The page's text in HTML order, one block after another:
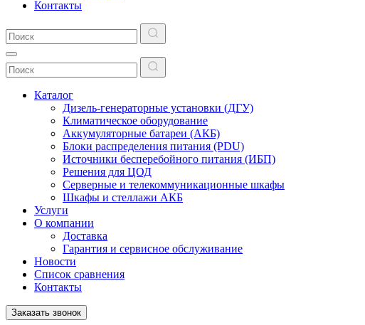
Контакты
Каталог
Дизель-генераторные установки (ДГУ)
Климатическое оборудование
Аккумуляторные батареи (АКБ)
Блоки распределения питания (PDU)
Источники бесперебойного питания (ИБП)
Решения для ЦОД
Серверные и телекоммуникационные шкафы
Шкафы и стеллажи АКБ
Услуги
О компании
Доставка
Гарантия и сервисное обслуживание
Новости
Список сравнения
Контакты
Заказать звонок